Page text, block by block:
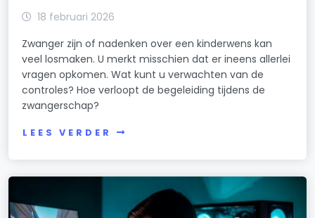
18 februari 2026
Zwanger zijn of nadenken over een kinderwens kan
veel losmaken. U merkt misschien dat er ineens allerlei
vragen opkomen. Wat kunt u verwachten van de
controles? Hoe verloopt de begeleiding tijdens de
zwangerschap?
LEES VERDER